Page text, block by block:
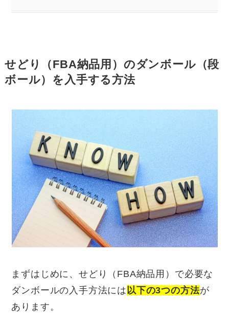
せどり（FBA納品用）のダンボール（段
ボール）を入手する方法
まずはじめに、せどり（FBA納品用）で必要な
ダンボールの入手方法には 以下の3つの方法が
あります。